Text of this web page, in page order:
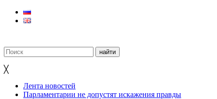
╳
Лента новостей
Парламентарии не допустят искажения правды